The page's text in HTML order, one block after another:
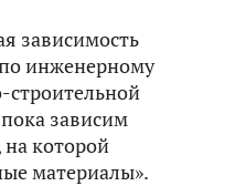
зависимость
инженерному
зависим
которой
материалы».